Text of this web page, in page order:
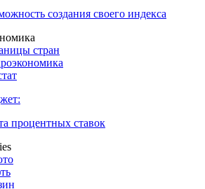
центральных банков
индекс
создания своего индекса
стран
процентных ставок